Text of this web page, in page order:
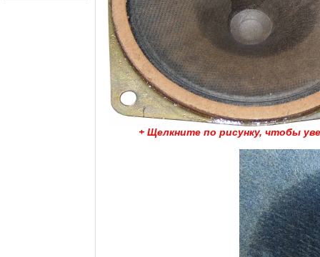
+ Щелкните по рисунку, чтобы